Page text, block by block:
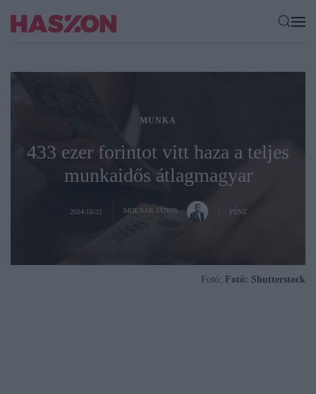
MUNKA
433 ezer forintot vitt haza a teljes
munkaidős átlagmagyar
2024-10-22 MOLNÁR JÁNOS PÉNZ
Fotó: Fotó: Shutterstock